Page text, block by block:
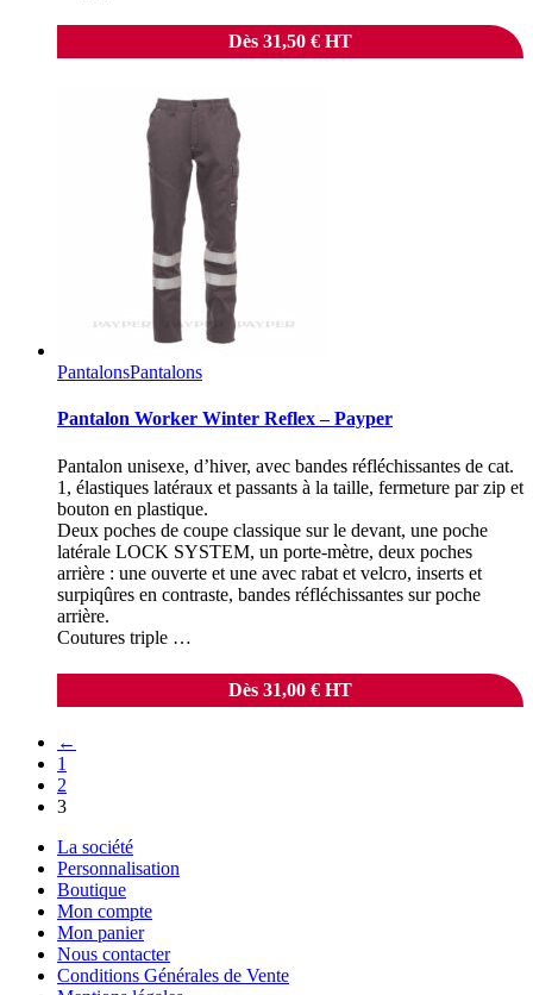
Dès 31,50 € HT
PantalonsPantalons
Pantalon Worker Winter Reflex – Payper
Pantalon unisexe, d’hiver, avec bandes réfléchissantes de cat.
1, élastiques latéraux et passants à la taille, fermeture par zip et
bouton en plastique.
Deux poches de coupe classique sur le devant, une poche
latérale LOCK SYSTEM, un porte-mètre, deux poches
arrière : une ouverte et une avec rabat et velcro, inserts et
surpiqûres en contraste, bandes réfléchissantes sur poche
arrière.
Coutures triple …
Dès 31,00 € HT
←
1
2
3
La société
Personnalisation
Boutique
Mon compte
Mon panier
Nous contacter
Conditions Générales de Vente